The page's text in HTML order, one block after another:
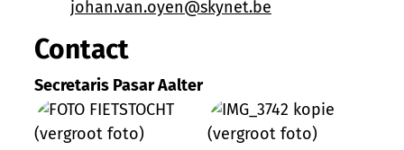
E-mailjohan.van.oyen@skynet.be
Contact
Secretaris Pasar Aalter